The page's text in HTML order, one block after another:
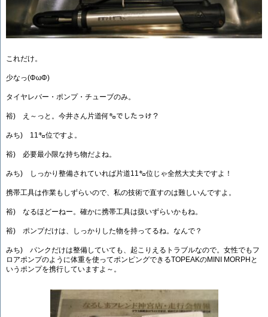
これだけ。
少なっ(ΦωΦ)
タイヤレバー・ポンプ・チューブのみ。
裕) え～っと。今井さん片道何㌔でしたっけ？
みち) 11㌔位ですよ。
裕) 必要最小限な持ち物だよね。
みち) しっかり整備されていれば片道11㌔位じゃ全然大丈夫ですよ！
携帯工具は作業もしずらいので、私の技術で直すのは難しいんですよ。
裕) なるほどーねー。確かに携帯工具は扱いずらいかもね。
裕) ポンプだけは、しっかりした物を持ってるね。なんで？
みち) パンクだけは整備していても、起こりえるトラブルなので。女性でもフ
ロアポンプのように体重を使ってポンピングできるTOPEAKのMINI MORPHと
いうポンプを携行していますよ～。